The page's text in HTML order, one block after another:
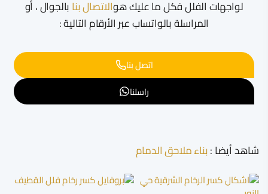
لواجهات الفلل فكل ما عليك هوالاتصال بنابالجوال ، أو
المراسلة بالواتساب عبر الأرقام التالية :
اتصل بنا
راسلنا
شاهد أيضا :بناء ملاحق الدمام